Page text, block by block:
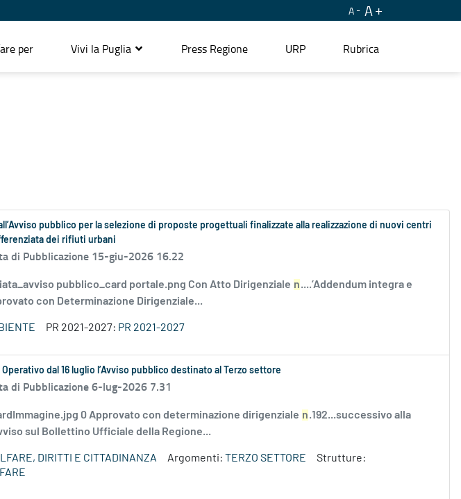
A A
per Vivi la Puglia Press Regione URP Rubrica
pubblico per la selezione di proposte progettuali finalizzate alla realizzazione di nuovi centri
dei rifiuti urbani
di Pubblicazione 15-giu-2026 16.22
pubblico_card portale.png Con Atto Dirigenziale n....’Addendum integra e
con Determinazione Dirigenziale...
PR 2021-2027: PR 2021-2027
dal 16 luglio l’Avviso pubblico destinato al Terzo settore
di Pubblicazione 6-lug-2026 7.31
0 Approvato con determinazione dirigenziale n.192...successivo alla
sul Bollettino Ufficiale della Regione...
DIRITTI E CITTADINANZA Argomenti: TERZO SETTORE
Strutture: